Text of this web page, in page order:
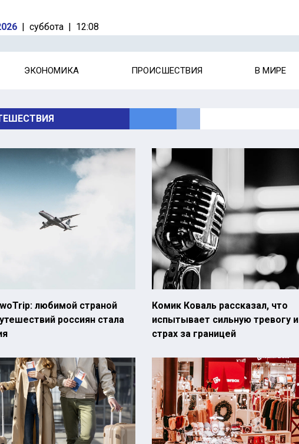
| суббота | 12:08
ЭКОНОМИКА ПРОИСШЕСТВИЯ В МИРЕ
любимой страной
россиян стала
Комик Коваль рассказал, что
испытывает сильную тревогу и
страх за границей